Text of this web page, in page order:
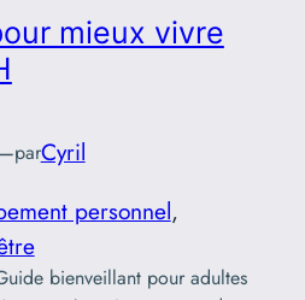
mieux vivre
parCyril
personnel
bienveillant pour adultes